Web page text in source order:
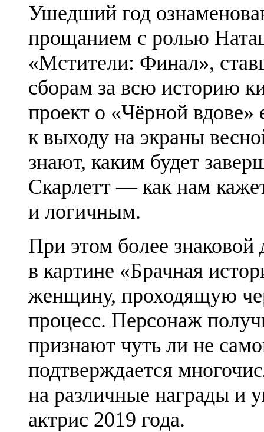
Ушедший год
прощанием с ролью
«Мстители: Финал»,
сборам за всю историю
проект о «Чёрной вдове»
к выходу на экраны
знают, каким будет
Скарлетт — как нам
и логичным.
При этом более знаковой
в картине «Брачная
женщину, проходящую
процесс. Персонаж
признают чуть ли не
подтверждается
на различные награды и
актрис 2019 года.